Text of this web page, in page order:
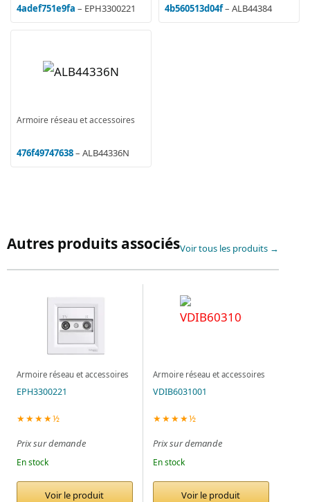
4adef751e9fa – EPH3300221 4b560513d04f– ALB44384
Armoire réseau et accessoires
476f49747638– ALB44336N
Autres produits associésVoir tous les produits →
Armoire réseau et accessoires
EPH3300221
★★★★½
Prix sur demande
En stock
Voir le produit
Armoire réseau et accessoires
VDIB6031001
★★★★½
Prix sur demande
En stock
Voir le produit